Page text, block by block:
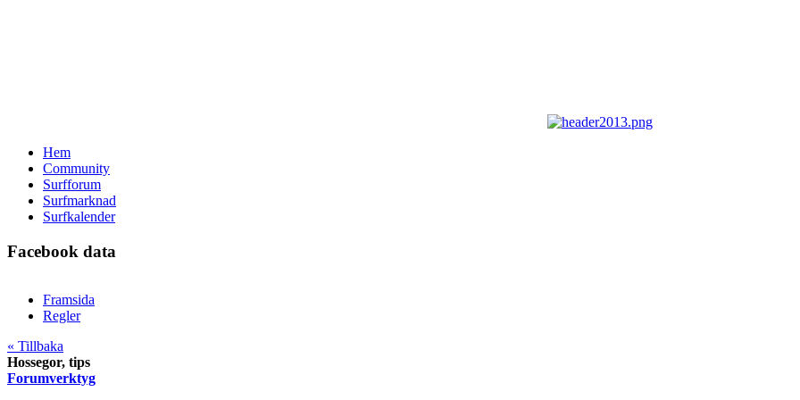
Hem
Community
Surfforum
Surfmarknad
Surfkalender
Facebook data
Framsida
Regler
« Tillbaka
Hossegor, tips
Forumverktyg